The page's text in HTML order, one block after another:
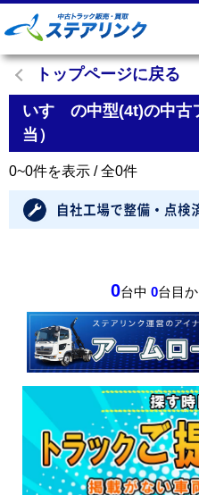
トップページに戻る
いすゞの中型(4t)の中古
当）
0~0件を表示 / 全0件
0台中 0台目